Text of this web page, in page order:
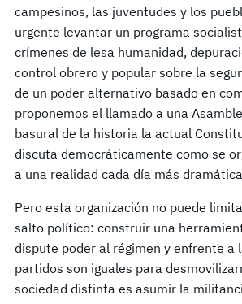
campesinos, las juventudes y los
urgente levantar un programa
crímenes de lesa humanidad,
control obrero y popular sobre la
de un poder alternativo basado en
proponemos el llamado a una
basural de la historia la actual
discuta democráticamente como se
a una realidad cada día más
Pero esta organización no puede
salto político: construir una
dispute poder al régimen y enfrente a
partidos son iguales para
sociedad distinta es asumir la